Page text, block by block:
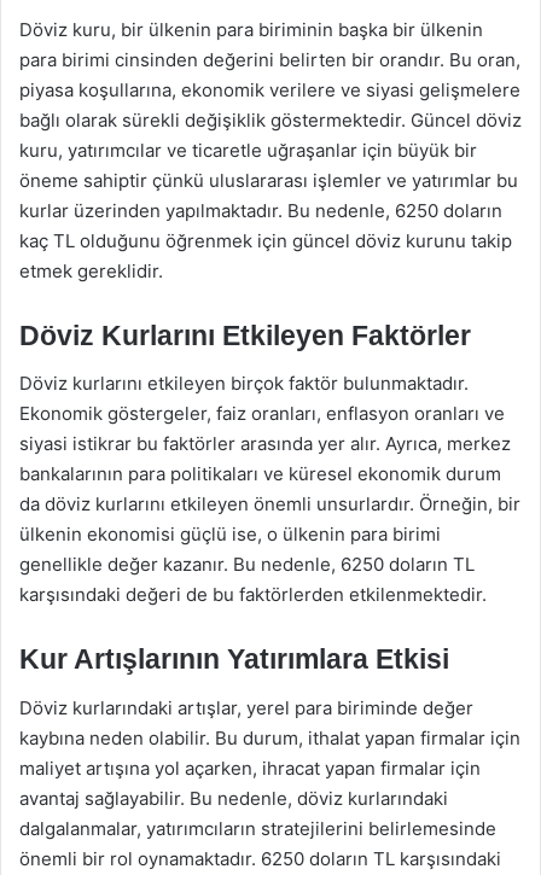
Döviz kuru, bir ülkenin para biriminin başka bir ülkenin
para birimi cinsinden değerini belirten bir orandır. Bu oran,
piyasa koşullarına, ekonomik verilere ve siyasi gelişmelere
bağlı olarak sürekli değişiklik göstermektedir. Güncel döviz
kuru, yatırımcılar ve ticaretle uğraşanlar için büyük bir
öneme sahiptir çünkü uluslararası işlemler ve yatırımlar bu
kurlar üzerinden yapılmaktadır. Bu nedenle, 6250 doların
kaç TL olduğunu öğrenmek için güncel döviz kurunu takip
etmek gereklidir.
Döviz Kurlarını Etkileyen Faktörler
Döviz kurlarını etkileyen birçok faktör bulunmaktadır.
Ekonomik göstergeler, faiz oranları, enflasyon oranları ve
siyasi istikrar bu faktörler arasında yer alır. Ayrıca, merkez
bankalarının para politikaları ve küresel ekonomik durum
da döviz kurlarını etkileyen önemli unsurlardır. Örneğin, bir
ülkenin ekonomisi güçlü ise, o ülkenin para birimi
genellikle değer kazanır. Bu nedenle, 6250 doların TL
karşısındaki değeri de bu faktörlerden etkilenmektedir.
Kur Artışlarının Yatırımlara Etkisi
Döviz kurlarındaki artışlar, yerel para biriminde değer
kaybına neden olabilir. Bu durum, ithalat yapan firmalar için
maliyet artışına yol açarken, ihracat yapan firmalar için
avantaj sağlayabilir. Bu nedenle, döviz kurlarındaki
dalgalanmalar, yatırımcıların stratejilerini belirlemesinde
önemli bir rol oynamaktadır. 6250 doların TL karşısındaki